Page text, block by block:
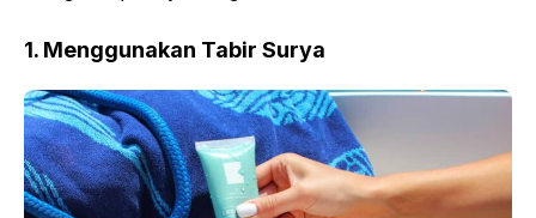
1. Menggunakan Tabir Surya